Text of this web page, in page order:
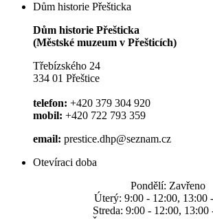
Dům historie Přešticka
Dům historie Přešticka
(Městské muzeum v Přešticích)
Třebízského 24
334 01 Přeštice
telefon: +420 379 304 920
mobil: +420 722 793 359
email: prestice.dhp@seznam.cz
Otevíraci doba
Pondělí: Zavřeno
Úterý: 9:00 - 12:00, 13:00
Streda: 9:00 - 12:00, 13:00